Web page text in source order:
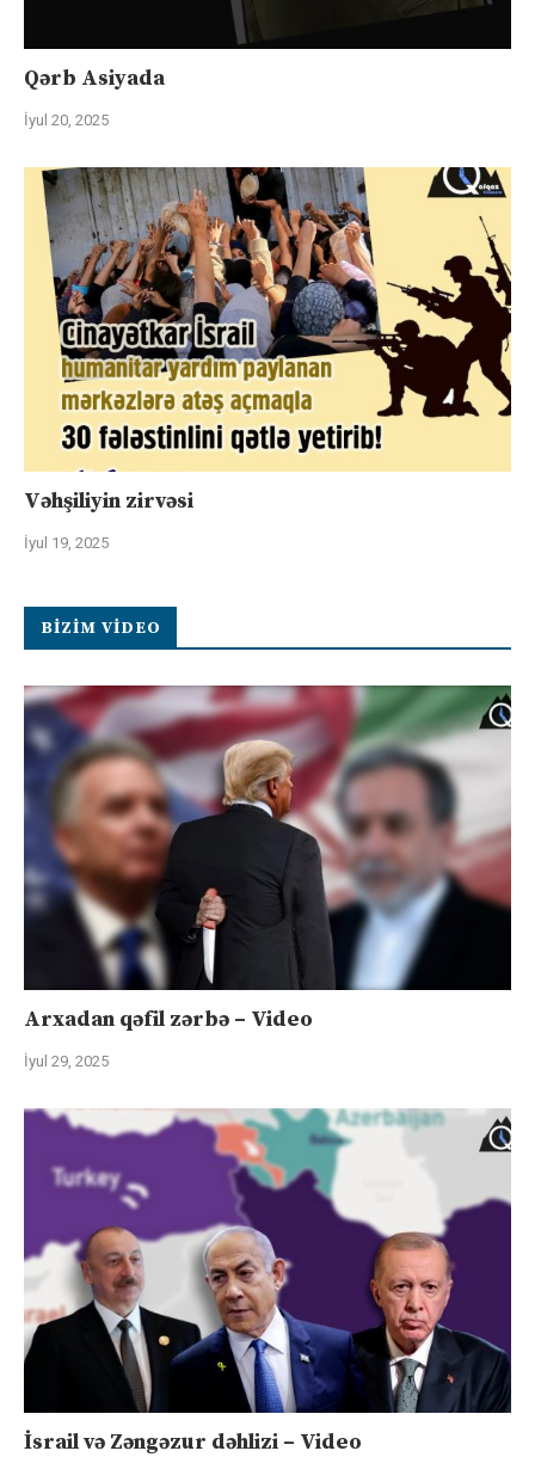
Qərb Asiyada
İyul 20, 2025
Vəhşiliyin zirvəsi
İyul 19, 2025
BIZIM VIDEO
Arxadan qəfil zərbə – Video
İyul 29, 2025
İsrail və Zəngəzur dəhlizi – Video